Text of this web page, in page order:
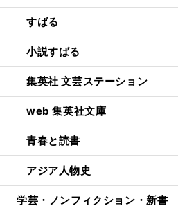
すばる
小説すばる
集英社 文芸ステーション
web 集英社文庫
青春と読書
アジア人物史
学芸・ノンフィクション・新書